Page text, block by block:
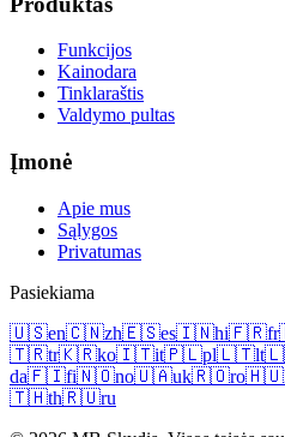
Funkcijos
Kainodara
Tinklaraštis
Valdymo pultas
Įmonė
Apie mus
Sąlygos
Privatumas
Pasiekiama
🇺🇸en🇨🇳zh🇪🇸es🇮🇳hi🇫🇷fr
🇹🇷tr🇰🇷ko🇮🇹it🇵🇱pl🇱🇹lt
da🇫🇮fi🇳🇴no🇺🇦uk🇷🇴ro🇭🇺
🇹🇭th🇷🇺ru